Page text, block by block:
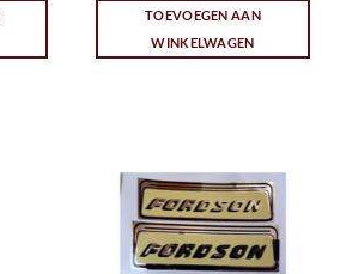
TOEVOEGEN AAN
WINKELWAGEN